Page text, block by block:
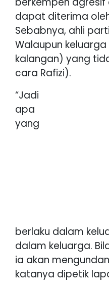
dapat diterima
Sebabnya, ahli
Walaupun
kalangan) yang
cara Rafizi).
“Jadi
apa
yang
berlaku dalam
dalam keluarga.
ia akan
katanya dipetik